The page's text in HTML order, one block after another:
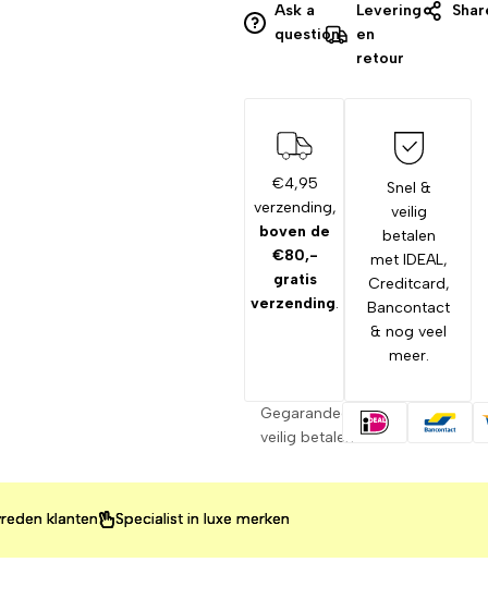
Ask a
question
Levering
en
retour
€4,95
verzending,
boven de
€80,-
gratis
verzending.
Snel &
veilig
betalen
met IDEAL,
Creditcard,
Bancontact
& nog veel
meer.
Gegarandeerd
veilig betalen
Specialist in luxe merken
Specialist in luxe merken
Specialist in luxe merken